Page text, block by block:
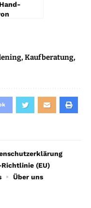
, Kaufberatung,
(EU)
Über uns